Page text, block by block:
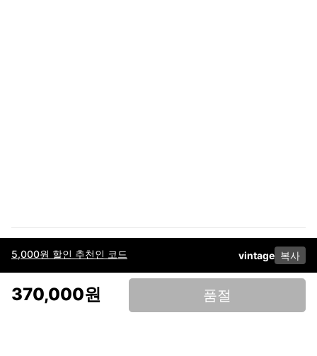
5,000원 할인 추천인 코드 vintage 복사
370,000원 품절
이용약관고객센터판매개인정보 처리방침사업자 정보다운로드